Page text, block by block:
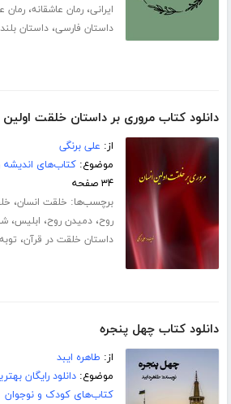
ایرانی،رمان عاشقانه،رمان
داستان فارسی،داستان بلند
دانلود کتاب مروری بر داستان خلقت اولین
از: علی برنگی
موضوع:کتاب‌های
۳۴ صفحه
برچسب‌ها: خلقت انسان،
روح،دمیدن روح، ابلیس،
داستان خلقت در قرآن،
دانلود کتاب چهل پنجره
از: طاهره ایبد
موضوع:دانلود رایگان
کتاب‌های کودک و نوجوان